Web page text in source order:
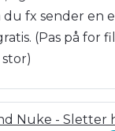
fx sender en
(Pas på for
Nuke - Sletter